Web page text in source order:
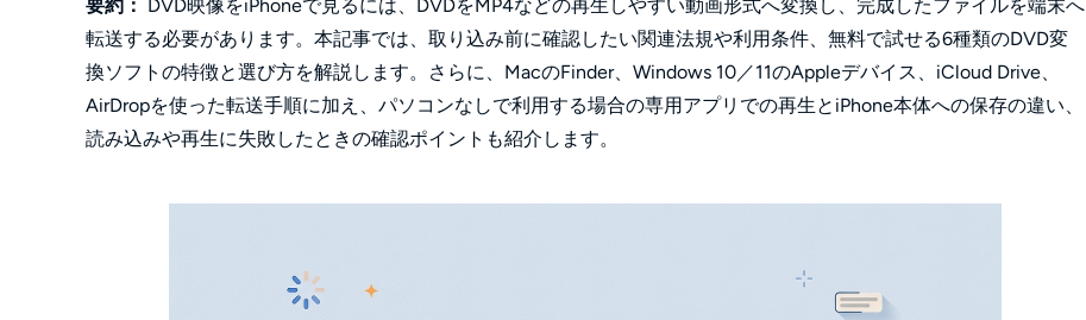
要約： DVD映像をiPhoneで見るには、DVDをMP4などの再生しやすい動画形式へ変換し、完成したファイルを端末へ
転送する必要があります。本記事では、取り込み前に確認したい関連法規や利用条件、無料で試せる6種類のDVD変
換ソフトの特徴と選び方を解説します。さらに、MacのFinder、Windows 10／11のAppleデバイス、iCloud Drive、
AirDropを使った転送手順に加え、パソコンなしで利用する場合の専用アプリでの再生とiPhone本体への保存の違い、
読み込みや再生に失敗したときの確認ポイントも紹介します。